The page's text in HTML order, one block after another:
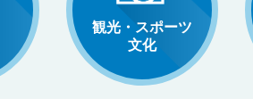
観光・スポーツ
文化